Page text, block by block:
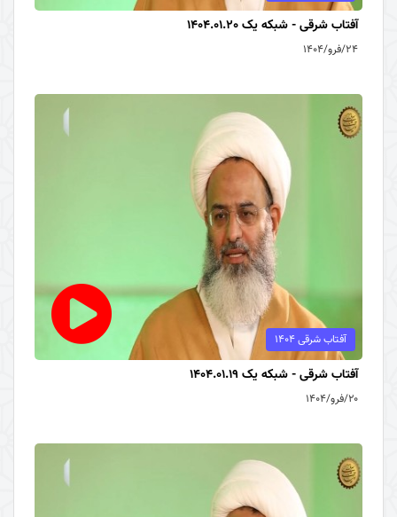
آفتاب شرقی - شبکه یک 1404.01.20
۲۴/فرو/۱۴۰۴
آفتاب شرقی 1404
آفتاب شرقی - شبکه یک 1404.01.19
۲۰/فرو/۱۴۰۴